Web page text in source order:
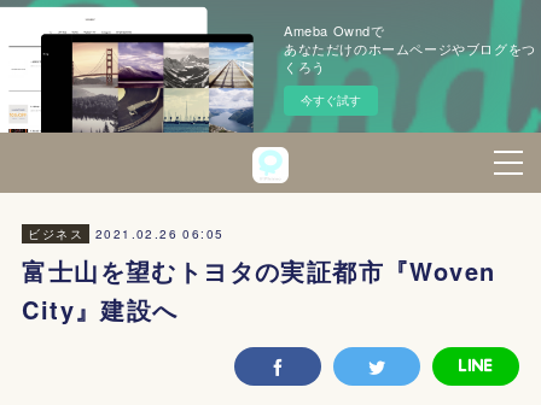
Ameba Owndで
あなただけのホームページやブログをつ
くろう
今すぐ試す
ビジネス 2021.02.26 06:05
富士山を望むトヨタの実証都市『Woven
City』建設へ